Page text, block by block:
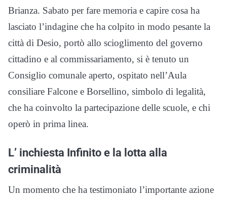
Brianza. Sabato per fare memoria e capire cosa ha
lasciato l’indagine che ha colpito in modo pesante la
città di Desio, portò allo scioglimento del governo
cittadino e al commissariamento, si è tenuto un
Consiglio comunale aperto, ospitato nell’Aula
consiliare Falcone e Borsellino, simbolo di legalità,
che ha coinvolto la partecipazione delle scuole, e chi
operò in prima linea.
L’ inchiesta Infinito e la lotta alla
criminalità
Un momento che ha testimoniato l’importante azione